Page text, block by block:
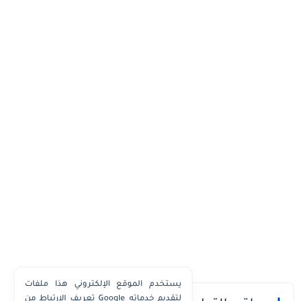
يستخدم الموقع الإلكتروني هذا ملفات